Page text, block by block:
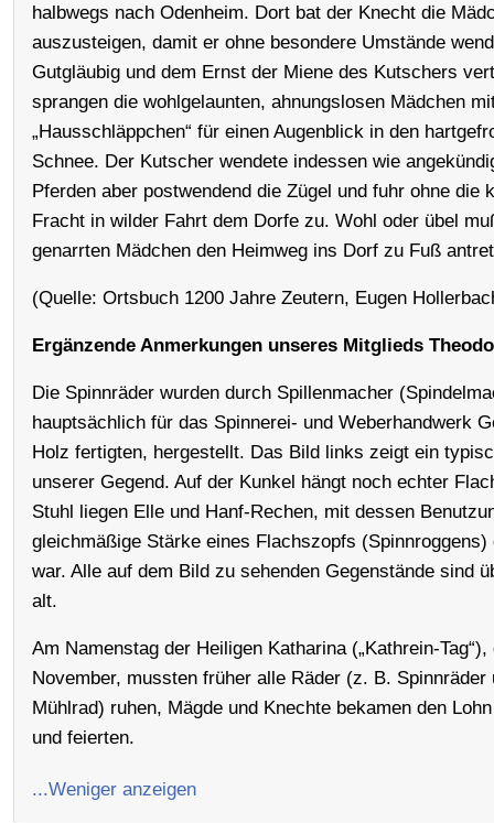
halbwegs nach Odenheim. Dort bat der Knecht die
auszusteigen, damit er ohne besondere Umstände
Gutgläubig und dem Ernst der Miene des Kutschers
sprangen die wohlgelaunten, ahnungslosen Mädchen
„Hausschläppchen“ für einen Augenblick in den
Schnee. Der Kutscher wendete indessen wie
Pferden aber postwendend die Zügel und fuhr ohne die
Fracht in wilder Fahrt dem Dorfe zu. Wohl oder übel
genarrten Mädchen den Heimweg ins Dorf zu Fuß
(Quelle: Ortsbuch 1200 Jahre Zeutern, Eugen
Ergänzende Anmerkungen unseres Mitglieds
Die Spinnräder wurden durch Spillenmacher
hauptsächlich für das Spinnerei- und Weberhandwerk
Holz fertigten, hergestellt. Das Bild links zeigt ein
unserer Gegend. Auf der Kunkel hängt noch echter
Stuhl liegen Elle und Hanf-Rechen, mit dessen
gleichmäßige Stärke eines Flachszopfs (Spinnroggens)
war. Alle auf dem Bild zu sehenden Gegenstände sind
alt.
Am Namenstag der Heiligen Katharina („Kathrein-Tag“),
November, mussten früher alle Räder (z. B. Spinnräder
Mühlrad) ruhen, Mägde und Knechte bekamen den
und feierten.
...Weniger anzeigen